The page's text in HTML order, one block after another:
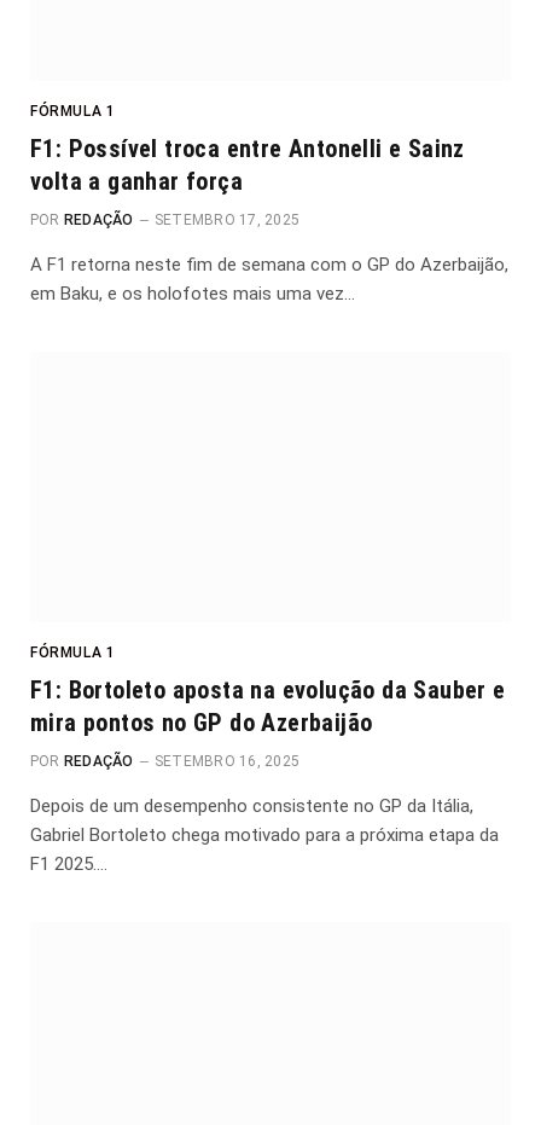
FÓRMULA 1
F1: Possível troca entre Antonelli e Sainz
volta a ganhar força
POR REDAÇÃO SETEMBRO 17, 2025
A F1 retorna neste fim de semana com o GP do Azerbaijão,
em Baku, e os holofotes mais uma vez…
FÓRMULA 1
F1: Bortoleto aposta na evolução da Sauber e
mira pontos no GP do Azerbaijão
POR REDAÇÃO SETEMBRO 16, 2025
Depois de um desempenho consistente no GP da Itália,
Gabriel Bortoleto chega motivado para a próxima etapa da
F1 2025.…